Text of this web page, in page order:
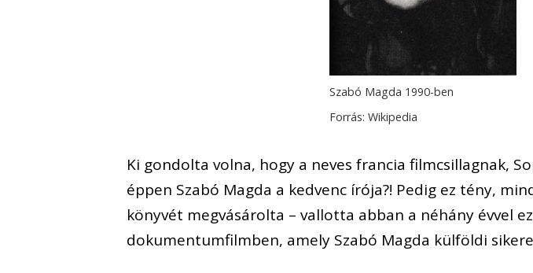
Szabó Magda 1990-ben
Forrás: Wikipedia
Ki gondolta volna, hogy a neves francia filmcsillagnak,
éppen Szabó Magda a kedvenc írója?! Pedig ez tény,
könyvét megvásárolta – vallotta abban a néhány évvel
dokumentumfilmben, amely Szabó Magda külföldi